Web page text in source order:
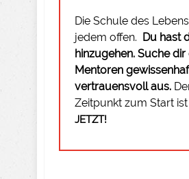
Die Schule des
jedem offen. Du hast
hinzugehen. Suche dir
Mentoren
vertrauensvoll aus.
Zeitpunkt zum Start
JETZT!